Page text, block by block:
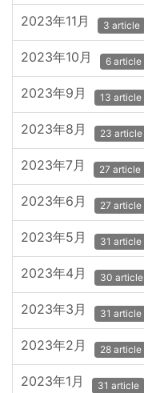
2023年11月 3 article
2023年10月 6 article
2023年9月 13 article
2023年8月 23 article
2023年7月 27 article
2023年6月 27 article
2023年5月 31 article
2023年4月 30 article
2023年3月 31 article
2023年2月 28 article
2023年1月 31 article